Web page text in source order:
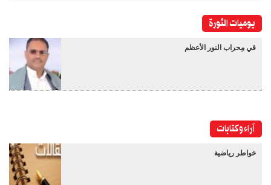
يوميات الثورة
في مِحراب النور الأعظم
آراء وكتابات
خواطر رياضية